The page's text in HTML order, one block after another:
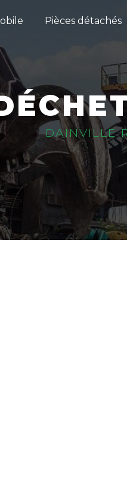
Pièces détachés
DAINVILLE